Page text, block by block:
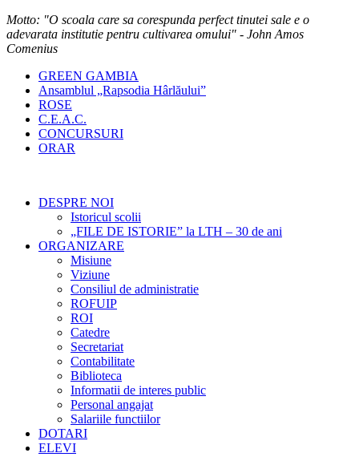
Motto: "O scoala care sa corespunda perfect tinutei sale e o
adevarata institutie pentru cultivarea omului" - John Amos
Comenius
GREEN GAMBIA
Ansamblul „Rapsodia Hârlăului”
ROSE
C.E.A.C.
CONCURSURI
ORAR
DESPRE NOI
Istoricul scolii
„FILE DE ISTORIE” la LTH – 30 de ani
ORGANIZARE
Misiune
Viziune
Consiliul de administratie
ROFUIP
ROI
Catedre
Secretariat
Contabilitate
Biblioteca
Informatii de interes public
Personal angajat
Salariile functiilor
DOTARI
ELEVI